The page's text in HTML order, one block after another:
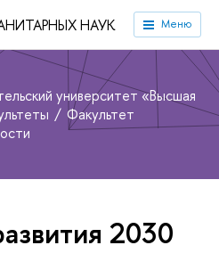
НАУК Меню
университет «Высшая
Факультет
2030